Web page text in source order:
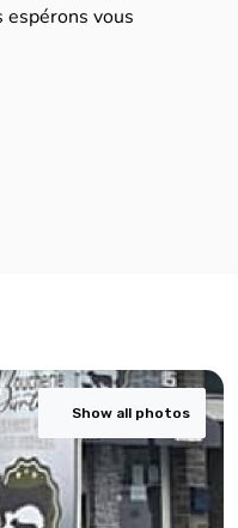
espérons vous
Show all photos